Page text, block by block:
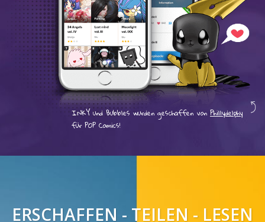
INKY und Bubbles wurden geschaffen von Phillydelphy
für POP Comics!
ERSCHAFFEN - TEILEN - LESEN